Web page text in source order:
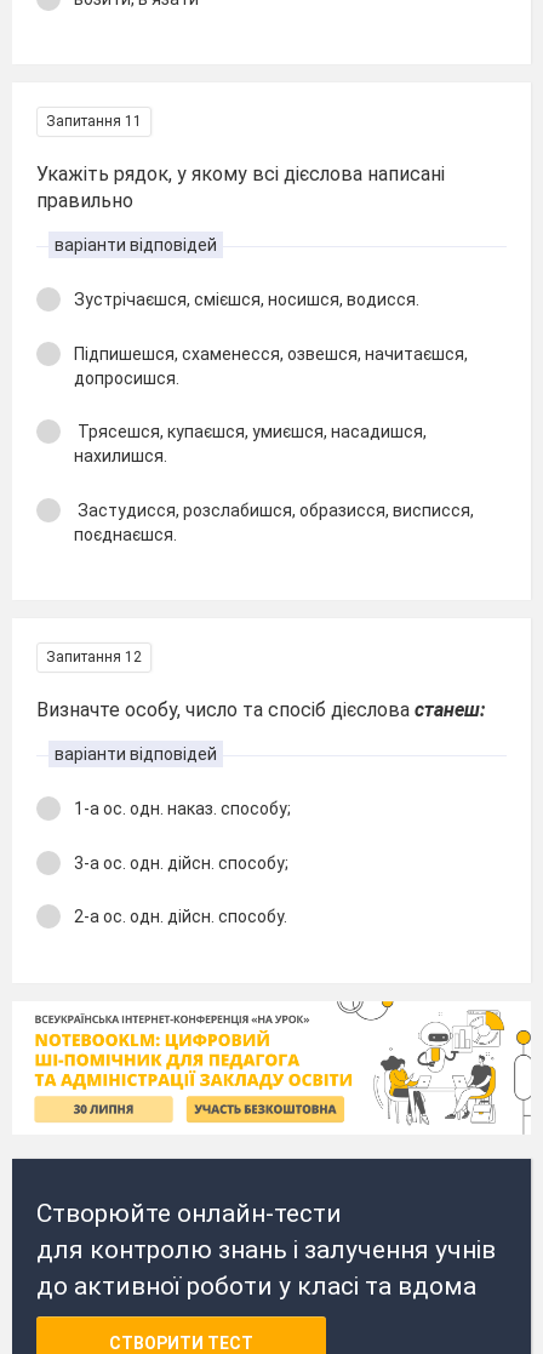
Запитання 11
Укажіть рядок, у якому всі дієслова написані
правильно
варіанти відповідей
Зустрічаєшся, смієшся, носишся, водисся.
Підпишешся, схаменесся, озвешся, начитаєшся,
допросишся.
Трясешся, купаєшся, умиєшся, насадишся,
нахилишся.
Застудисся, розслабишся, образисся, висписся,
поєднаєшся.
Запитання 12
Визначте особу, число та спосіб дієслова станеш:
варіанти відповідей
1-а ос. одн. наказ. способу;
3-а ос. одн. дійсн. способу;
2-а ос. одн. дійсн. способу.
Створюйте онлайн-тести
для контролю знань і залучення учнів
до активної роботи у класі та вдома
СТВОРИТИ ТЕСТ